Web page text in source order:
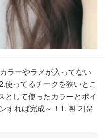
ラーやラメが入ってない
使ってるチークを狭いとこ
として使ったカラーとポイ
すれば完成～！1. 흰 기운